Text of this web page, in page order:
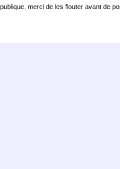
publique, merci de les flouter avant de